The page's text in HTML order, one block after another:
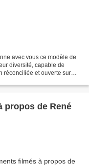
avec vous ce modèle de
diversité, capable de
réconciliée et ouverte sur
propos de René